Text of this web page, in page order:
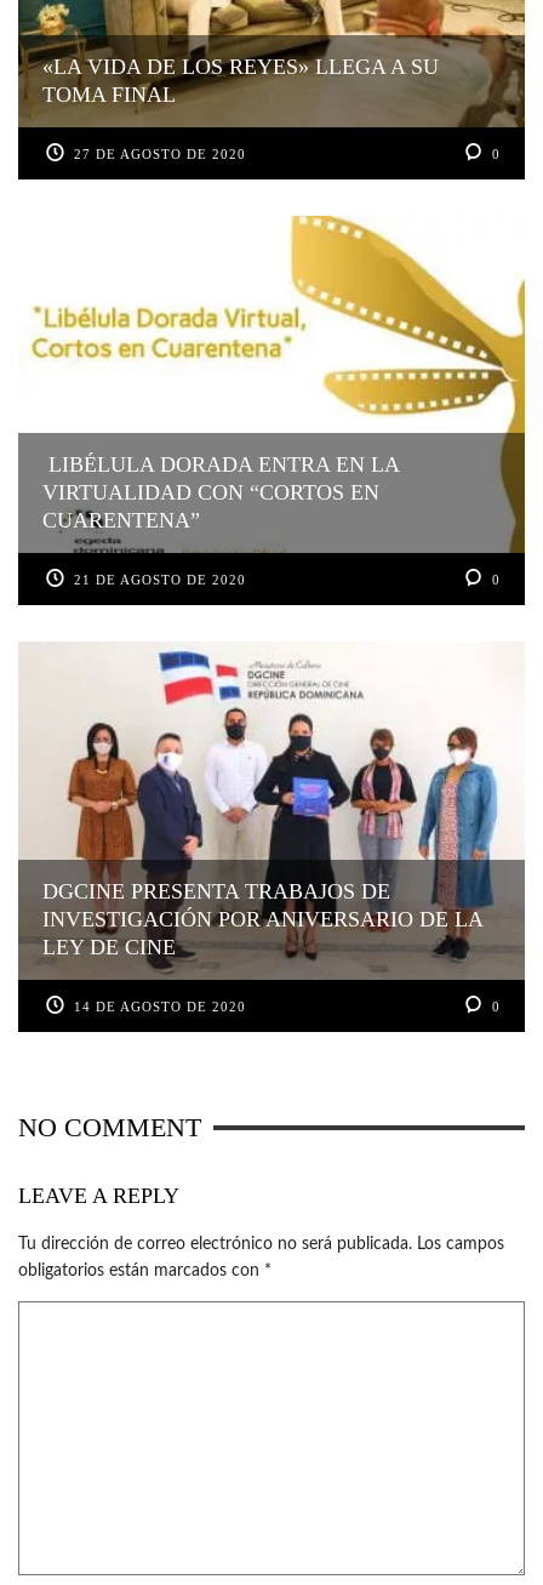
«LA VIDA DE LOS REYES» LLEGA A SU
TOMA FINAL
27 DE AGOSTO DE 2020 0
LIBÉLULA DORADA ENTRA EN LA
VIRTUALIDAD CON “CORTOS EN
CUARENTENA”
21 DE AGOSTO DE 2020 0
DGCINE PRESENTA TRABAJOS DE
INVESTIGACIÓN POR ANIVERSARIO DE LA
LEY DE CINE
14 DE AGOSTO DE 2020 0
NO COMMENT
LEAVE A REPLY
Tu dirección de correo electrónico no será publicada. Los campos
obligatorios están marcados con *